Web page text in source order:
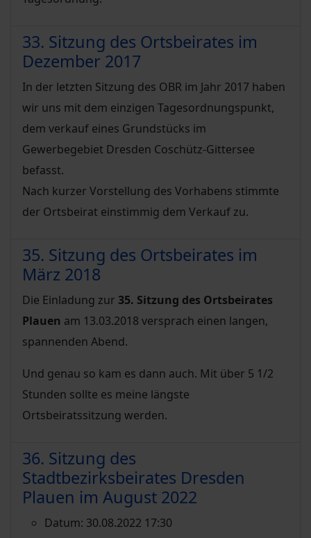
33. Sitzung des Ortsbeirates im
Dezember 2017
In der letzten Sitzung des OBR im Jahr 2017 haben
wir uns mit dem einzigen Tagesordnungspunkt,
dem verkauf eines Grundstücks im
Gewerbegebiet Dresden Coschütz-Gittersee
befasst.
Nach kurzer Vorstellung des Vorhabens stimmte
der Ortsbeirat einstimmig dem Verkauf zu.
35. Sitzung des Ortsbeirates im
März 2018
Die Einladung zur 35. Sitzung des Ortsbeirates
Plauen am 13.03.2018 versprach einen langen,
spannenden Abend.
Und genau so kam es dann auch. Mit über 5 1/2
Stunden sollte es meine längste
Ortsbeiratssitzung werden.
36. Sitzung des
Stadtbezirksbeirates Dresden
Plauen im August 2022
Datum: 30.08.2022 17:30